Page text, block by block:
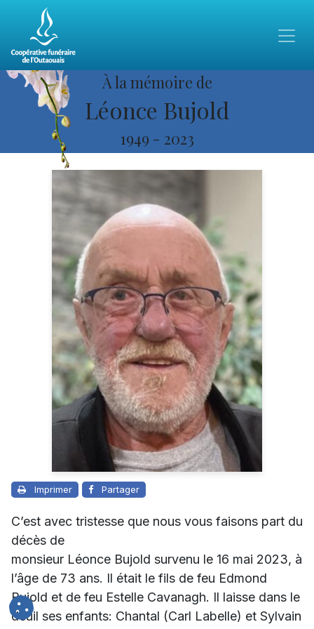
À la mémoire de
Léonce Bujold
1949 - 2023
Imprimer Partager
C’est avec tristesse que nous vous faisons part du
décès de
monsieur Léonce Bujold survenu le 16 mai 2023, à
l’âge de 73 ans. Il était le fils de feu Edmond
Bujold et de feu Estelle Cavanagh. Il laisse dans le
deuil ses enfants: Chantal (Carl Labelle) et Sylvain